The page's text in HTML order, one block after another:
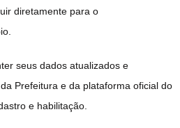
diretamente para o
seus dados atualizados e
Prefeitura e da plataforma oficial do
e habilitação.